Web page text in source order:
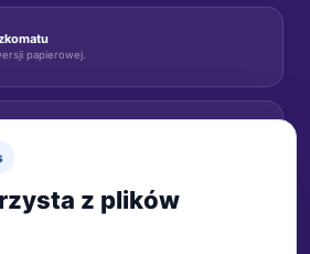
papierowej.
z plików